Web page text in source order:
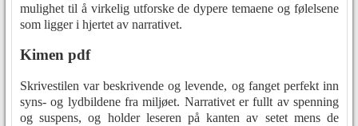
mulighet til å virkelig utforske de dypere temaene og følelsene
som ligger i hjertet av narrativet.
Kimen pdf
Skrivestilen var beskrivende og levende, og fanget perfekt inn
syns- og lydbildene fra miljøet. Narrativet er fullt av spenning
og suspens, og holder leseren på kanten av setet mens de